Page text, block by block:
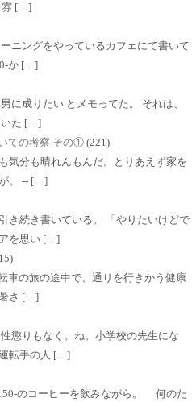
雰 […]
ングをやっているカフェにて書いて
か […]
に成りたい とメモってた。 それは、
いた […]
ての考察 その① (221)
気分も晴れんもんだ。とりあえず家を
。 -- […]
き続き書いている。 「やりたいけどで
を思い […]
車の旅の途中で、通りを行きかう健康
暑さ […]
りもなく。ね。小学校の先生にな
転手の人 […]
のコーヒーを飲みながら。 何のた